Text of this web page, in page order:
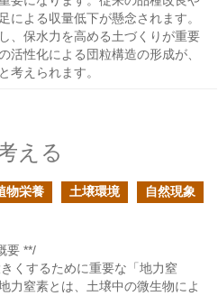
による収量低下が懸念されます。
、保水力を高める土づくりが重要
活性化による団粒構造の形成が、
考えられます。
える
物栄養 土壌環境
自然現象
要 **/
くするために重要な「地力窒
力窒素とは、土壌中の微生物によ